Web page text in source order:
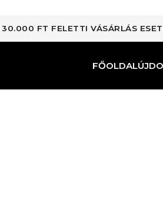
30.000 FT FELETTI VÁSÁRLÁS
FŐOLDAL